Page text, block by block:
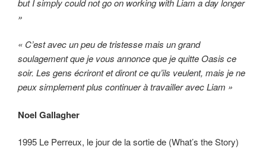
»
« C’est avec un peu de tristesse mais un grand
soulagement que je vous annonce que je quitte Oasis ce
soir. Les gens écriront et diront ce qu’ils veulent, mais je ne
peux simplement plus continuer à travailler avec Liam »
Noel Gallagher
1995 Le Perreux, le jour de la sortie de (What’s the Story)